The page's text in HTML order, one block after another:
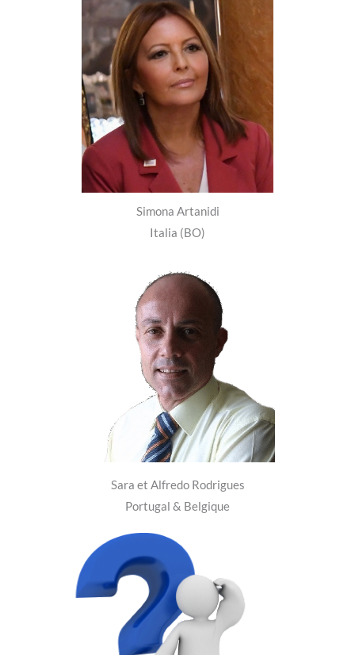
Simona Artanidi
Italia (BO)
Sara et Alfredo Rodrigues
Portugal & Belgique